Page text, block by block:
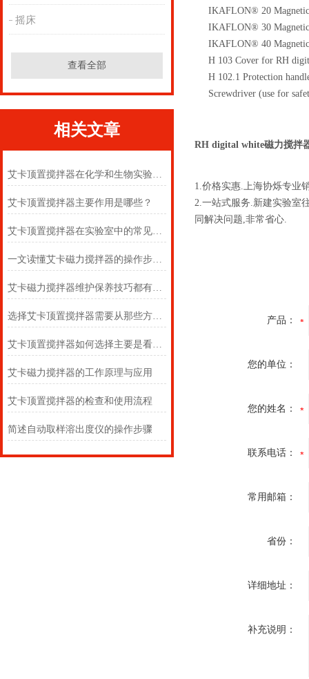
摇床
查看全部
相关文章
艾卡顶置搅拌器在化学和生物实验室中的作用
艾卡顶置搅拌器主要作用是哪些？
艾卡顶置搅拌器在实验室中的常见用途
一文读懂艾卡磁力搅拌器的操作步骤及注意事项
艾卡磁力搅拌器维护保养技巧都有什么呢？
选择艾卡顶置搅拌器需要从那些方面考虑
艾卡顶置搅拌器如何选择主要是看这些方面
艾卡磁力搅拌器的工作原理与应用
艾卡顶置搅拌器的检查和使用流程
简述自动取样溶出度仪的操作步骤
IKAFLON® 20
IKAFLON® 30
IKAFLON® 40
H 103 Cover for RH
H 102.1 Protection
Screwdriver (use for
RH digital white磁力搅拌
1.价格实惠.上海协烁专业
2.一站式服务.新建实验室
同解决问题,非常省心.
产品：
您的单位：
您的姓名：
联系电话：
常用邮箱：
省份：
详细地址：
补充说明：